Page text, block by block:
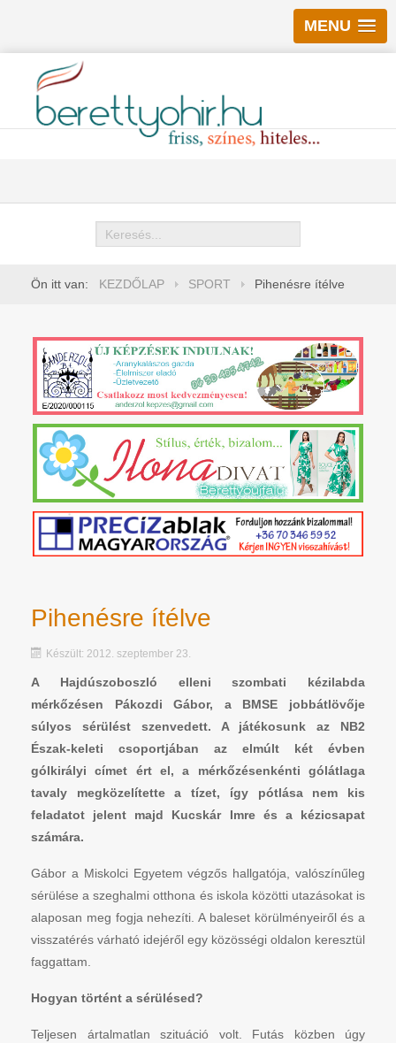
MENU
Keresés
Ön itt van: KEZDŐLAP SPORT Pihenésre ítélve
Pihenésre ítélve
Készült: 2012. szeptember 23.
A Hajdúszoboszló elleni szombati kézilabda
mérkőzésen Pákozdi Gábor, a BMSE jobbátlövője
súlyos sérülést szenvedett. A játékosunk az NB2
Észak-keleti csoportjában az elmúlt két évben
gólkirályi címet ért el, a mérkőzésenkénti gólátlaga
tavaly megközelítette a tízet, így pótlása nem kis
feladatot jelent majd Kucskár Imre és a kézicsapat
számára.
Gábor a Miskolci Egyetem végzős hallgatója, valószínűleg
sérülése a szeghalmi otthona és iskola közötti utazásokat is
alaposan meg fogja nehezíti. A baleset körülményeiről és a
visszatérés várható idejéről egy közösségi oldalon keresztül
faggattam.
Hogyan történt a sérülésed?
Teljesen ártalmatlan szituáció volt. Futás közben úgy